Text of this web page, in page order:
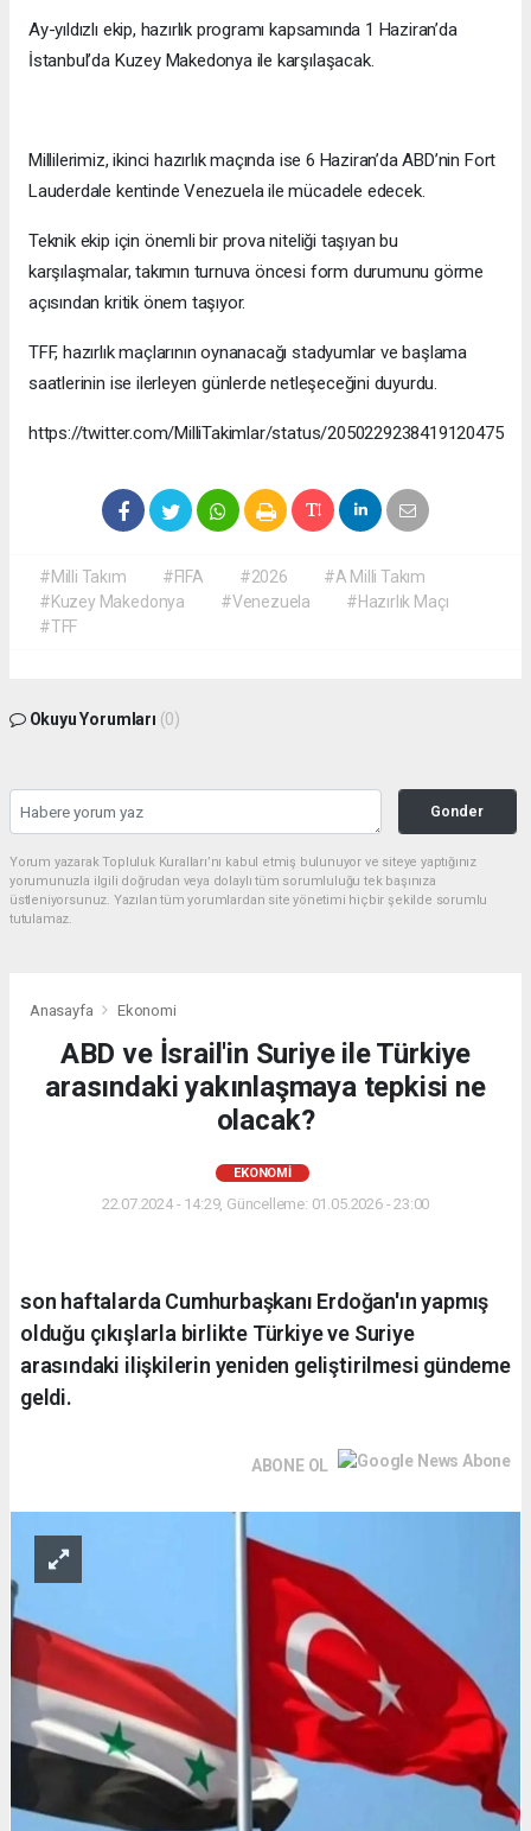
Ay-yıldızlı ekip, hazırlık programı kapsamında 1 Haziran’da
İstanbul’da Kuzey Makedonya ile karşılaşacak.
Millilerimiz, ikinci hazırlık maçında ise 6 Haziran’da ABD’nin Fort
Lauderdale kentinde Venezuela ile mücadele edecek.
Teknik ekip için önemli bir prova niteliği taşıyan bu
karşılaşmalar, takımın turnuva öncesi form durumunu görme
açısından kritik önem taşıyor.
TFF, hazırlık maçlarının oynanacağı stadyumlar ve başlama
saatlerinin ise ilerleyen günlerde netleşeceğini duyurdu.
https://twitter.com/MilliTakimlar/status/2050229238419120475
#Milli Takım #FIFA #2026
#A Milli Takım
#Kuzey Makedonya
#Venezuela
#Hazırlık Maçı
#TFF
Okuyu Yorumları (0)
Gonder
Yorum yazarak Topluluk Kuralları’nı kabul etmiş bulunuyor ve siteye yaptığınız
yorumunuzla ilgili doğrudan veya dolaylı tüm sorumluluğu tek başınıza
üstleniyorsunuz. Yazılan tüm yorumlardan site yönetimi hiçbir şekilde sorumlu
tutulamaz.
Anasayfa Ekonomi
ABD ve İsrail'in Suriye ile Türkiye
arasındaki yakınlaşmaya tepkisi ne
olacak?
EKONOMI
22.07.2024 - 14:29, Güncelleme: 01.05.2026 - 23:00
son haftalarda Cumhurbaşkanı Erdoğan'ın yapmış
olduğu çıkışlarla birlikte Türkiye ve Suriye
arasındaki ilişkilerin yeniden geliştirilmesi gündeme
geldi.
ABONE OL